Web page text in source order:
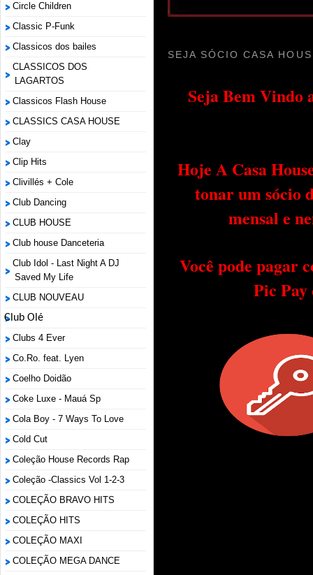
Circle Children
Classic P-Funk
Classicos dos bailes
CLASSICOS DOS
LAGARTOS
Classicos Flash House
CLASSICS CASA HOUSE
Clay
Clip Hits
Clivillés + Cole
Club Dancing
CLUB HOUSE
Club house Danceteria
Club Idol - Last Night A DJ
Saved My Life
CLUB NOUVEAU
Club Olé
Clubs 4 Ever
Co.Ro. feat. Lyen
Coelho Doidão
Coke Luxe - Mauá Sp
Cola Boy - 7 Ways To Love
Cold Cut
Coleção House Records Rap
Coleção -Classics Vol 1-2-3
COLEÇÃO BRAVO HITS
COLEÇÃO HITS
COLEÇÃO MAXI
COLEÇÃO MEGA DANCE
SEJA SÓCIO CASA
Seja Bem Vindo
Hoje A Casa
tonar um sócio
mensal e
Você pode pagar
Pic